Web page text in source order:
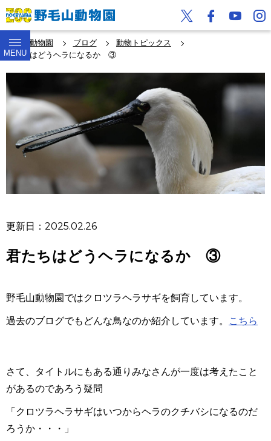
MENU
野毛山動物園 ブログ
動物トピックス
君たちはどうヘラになるか ③
更新日：2025.02.26
君たちはどうヘラになるか ③
野毛山動物園ではクロツラヘラサギを飼育しています。
過去のブログでもどんな鳥なのか紹介しています。
こちら
さて、タイトルにもある通りみなさんが一度は考えたこと
があるのであろう疑問
「クロツラヘラサギはいつからヘラのクチバシになるのだ
ろうか・・・」